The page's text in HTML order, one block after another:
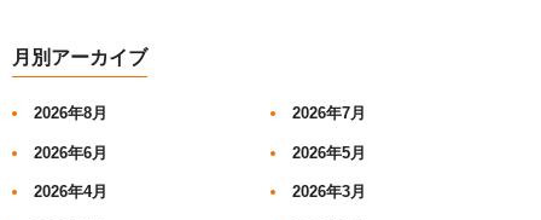
月別アーカイブ
2026年8月 2026年7月
2026年6月 2026年5月
2026年4月 2026年3月